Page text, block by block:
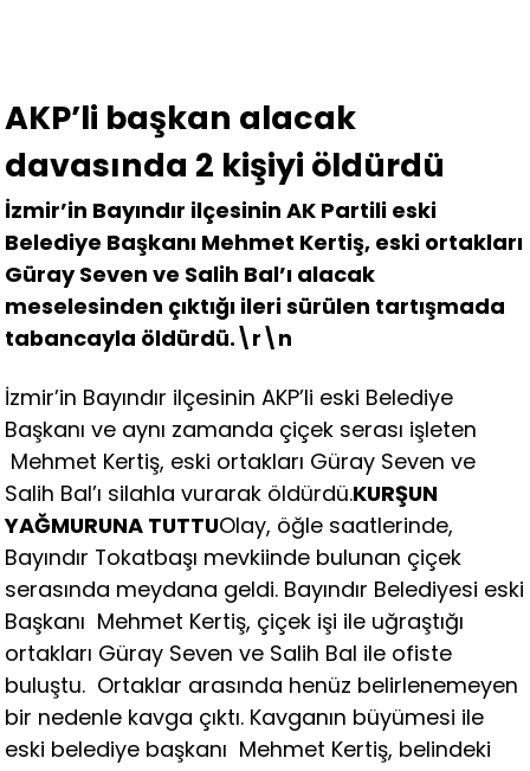
AKP’li başkan alacak
davasında 2 kişiyi öldürdü
İzmir’in Bayındır ilçesinin AK Partili eski
Belediye Başkanı Mehmet Kertiş, eski ortakları
Güray Seven ve Salih Bal’ı alacak
meselesinden çıktığı ileri sürülen tartışmada
tabancayla öldürdü.\r\n
İzmir’in Bayındır ilçesinin AKP’li eski Belediye
Başkanı ve aynı zamanda çiçek serası işleten
Mehmet Kertiş, eski ortakları Güray Seven ve
Salih Bal’ı silahla vurarak öldürdü.KURŞUN
YAĞMURUNA TUTTUOlay, öğle saatlerinde,
Bayındır Tokatbaşı mevkiinde bulunan çiçek
serasında meydana geldi. Bayındır Belediyesi eski
Başkanı Mehmet Kertiş, çiçek işi ile uğraştığı
ortakları Güray Seven ve Salih Bal ile ofiste
buluştu. Ortaklar arasında henüz belirlenemeyen
bir nedenle kavga çıktı. Kavganın büyümesi ile
eski belediye başkanı Mehmet Kertiş, belindeki